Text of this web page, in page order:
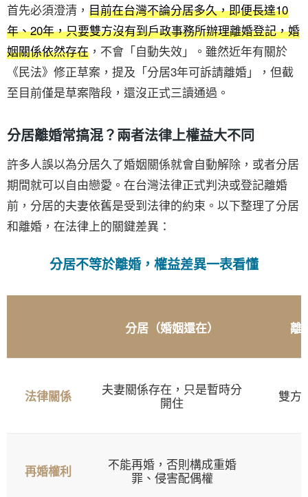
首先必須澄清， 目前在台灣不論分居多久，即便長達10
年、20年，只要雙方沒有到戶政事務所辦理離婚登記，婚
姻關係依然存在 ，不會「自動失效」。雖然近年有關於
《民法》修正草案，提及「分居3年可訴請離婚」，但截
至目前僅是草案階段，還沒正式三讀通過。
分居離婚常搞混？兩者法律上權益大不同
許多人誤以為分居久了婚姻關係就會自動解除，或者分居
期間就可以自由戀愛。在台灣法律正式判決或登記離婚
前，分居的夫妻依舊是受到法律的約束。以下整理了分居
和離婚，在法律上的關鍵差異：
分居不等於離婚，權益差異一表看懂
分居（婚姻還在） 離
法律關係
夫妻關係存在，只是暫時分
開住
雙方
再婚權利
不能再婚，否則構成重婚
罪、侵害配偶權